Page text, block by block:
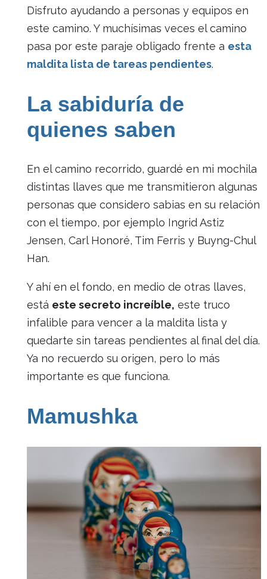
Disfruto ayudando a personas y equipos en
este camino. Y muchísimas veces el camino
pasa por este paraje obligado frente a esta
maldita lista de tareas pendientes.
La sabiduría de
quienes saben
En el camino recorrido, guardé en mi mochila
distintas llaves que me transmitieron algunas
personas que considero sabias en su relación
con el tiempo, por ejemplo Ingrid Astiz
Jensen, Carl Honoré, Tim Ferris y Buyng-Chul
Han.
Y ahí en el fondo, en medio de otras llaves,
está este secreto increíble, este truco
infalible para vencer a la maldita lista y
quedarte sin tareas pendientes al final del día.
Ya no recuerdo su origen, pero lo más
importante es que funciona.
Mamushka